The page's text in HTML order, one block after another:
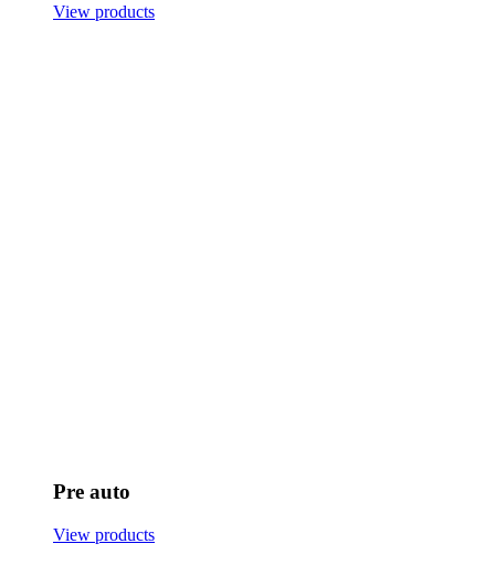
View products
Pre auto
View products